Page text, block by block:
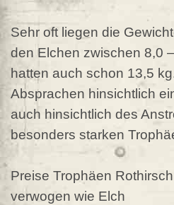
Sehr oft liegen die
den Elchen zwischen 8,0
hatten auch schon 13,5
Absprachen hinsichtlich
auch hinsichtlich des
besonders starken
Preise Trophäen
verwogen wie Elch